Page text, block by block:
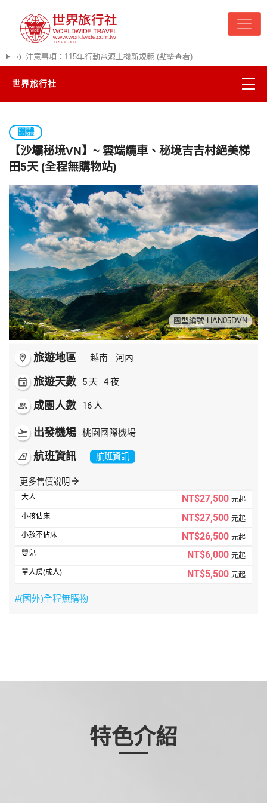
✈️ 注意事項：115年行動電源上機新規範 (點擊查看)
世界旅行社
熱門韓國
超夯日本
悠遊美加
遊輪河輪
世界臻旅
中東非洲
歐洲之旅
頂尖世界
二人成行
團體
【沙壩秘境VN】~ 雲端纜車、秘境吉吉村絕美梯
田5天 (全程無購物站)
團型編號 HAN05DVN
room 旅遊地區 越南 河內
event 旅遊天數 5 天 4夜
people 成團人數 16 人
flight_takeoff 出發機場 桃園國際機場
airlines 航班資訊 航班資訊
更多售價說明 arrow_forward
NT$27,500 元起
NT$27,500 元起
NT$26,500 元起
NT$6,000 元起
NT$5,500 元起
#(國外)全程無購物
特色介紹